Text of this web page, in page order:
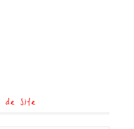
de site